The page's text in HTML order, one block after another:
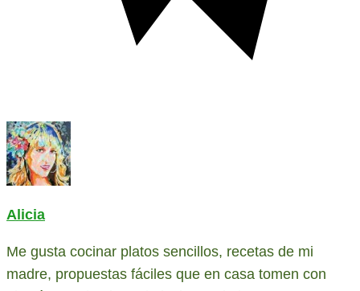
Alicia
Me gusta cocinar platos sencillos, recetas de mi
madre, propuestas fáciles que en casa tomen con